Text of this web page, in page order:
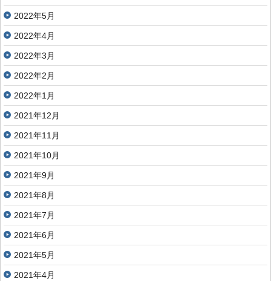
2022年5月
2022年4月
2022年3月
2022年2月
2022年1月
2021年12月
2021年11月
2021年10月
2021年9月
2021年8月
2021年7月
2021年6月
2021年5月
2021年4月